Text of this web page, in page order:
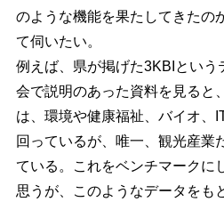
のような機能を果たしてきたの
て伺いたい。
例えば、県が掲げた3KBIという
会で説明のあった資料を見ると
は、環境や健康福祉、バイオ、
回っているが、唯一、観光産業
ている。これをベンチマークに
思うが、このようなデータをも